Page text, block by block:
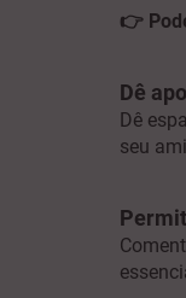
👉
Dê
Dê
seu